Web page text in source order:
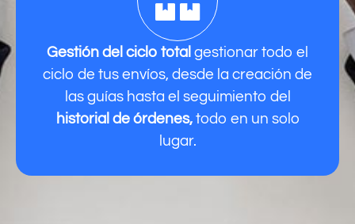
Gestión del ciclo total gestionar todo el
ciclo de tus envíos, desde la creación de
las guías hasta el seguimiento del
historial de órdenes,todo en un solo
lugar.